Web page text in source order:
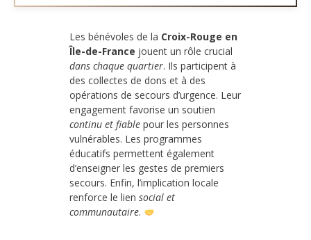
Les bénévoles de la Croix-Rouge en
Île-de-France jouent un rôle crucial
dans chaque quartier. Ils participent à
des collectes de dons et à des
opérations de secours d’urgence. Leur
engagement favorise un soutien
continu et fiable pour les personnes
vulnérables. Les programmes
éducatifs permettent également
d’enseigner les gestes de premiers
secours. Enfin, l’implication locale
renforce le lien social et
communautaire.